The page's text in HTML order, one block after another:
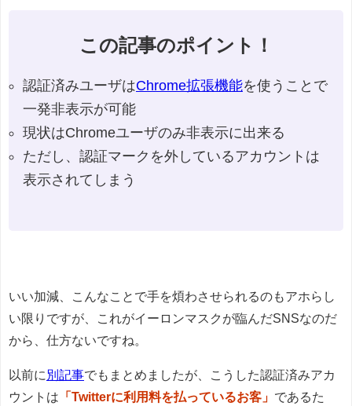
この記事のポイント！
認証済みユーザはChrome拡張機能を使うことで
一発非表示が可能
現状はChromeユーザのみ非表示に出来る
ただし、認証マークを外しているアカウントは
表示されてしまう
いい加減、こんなことで手を煩わさせられるのもアホらし
い限りですが、これがイーロンマスクが臨んだSNSなのだ
から、仕方ないですね。
以前に 別記事でもまとめましたが、こうした認証済みアカ
ウントは 「Twitterに利用料を払っているお客」 であるた